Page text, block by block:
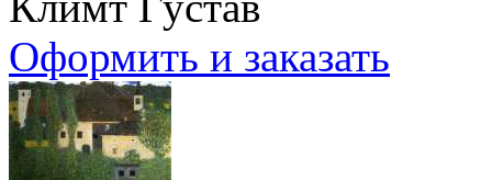
Оформить и заказать